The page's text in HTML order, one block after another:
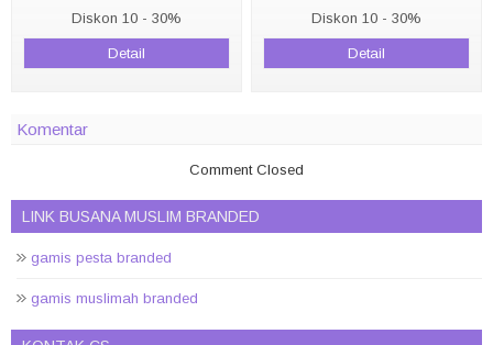
Diskon 10 - 30%
Detail
Diskon 10 - 30%
Detail
Komentar
Comment Closed
LINK BUSANA MUSLIM BRANDED
gamis pesta branded
gamis muslimah branded